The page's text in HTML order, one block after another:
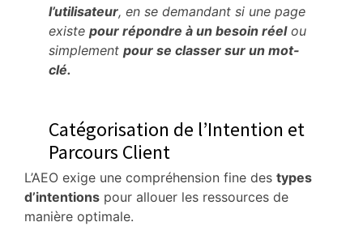
l’utilisateur, en se demandant si une page
existe pour répondre à un besoin réelou
simplement pour se classer sur un mot-
clé.
Catégorisation de l’Intention et
Parcours Client
L’AEO exige une compréhension fine des types
d’intentions pour allouer les ressources de
manière optimale.